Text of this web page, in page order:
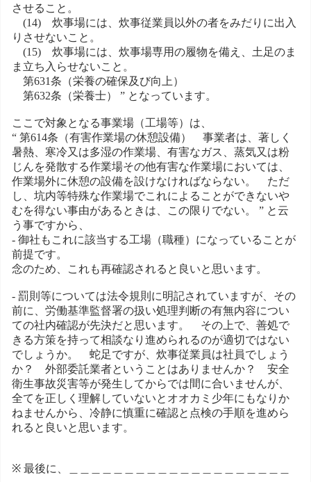
させること。
(14) 炊事場には、炊事従業員以外の者をみだりに出入
りさせないこと。
(15) 炊事場には、炊事場専用の履物を備え、土足のま
ま立ち入らせないこと。
第631条（栄養の確保及び向上）
第632条（栄養士） ” となっています。
ここで対象となる事業場（工場等）は、
“ 第614条（有害作業場の休憩設備） 事業者は、著しく
暑熱、寒冷又は多湿の作業場、有害なガス、蒸気又は粉
じんを発散する作業場その他有害な作業場においては、
作業場外に休憩の設備を設けなければならない。 ただ
し、坑内等特殊な作業場でこれによることができないや
むを得ない事由があるときは、この限りでない。 ” と云
う事ですから、
- 御社もこれに該当する工場（職種）になっていることが
前提です。
念のため、これも再確認されると良いと思います。
- 罰則等については法令規則に明記されていますが、その
前に、労働基準監督署の扱い処理判断の有無内容につい
ての社内確認が先決だと思います。 その上で、善処で
きる方策を持って相談なり進められるのが適切ではない
でしょうか。 蛇足ですが、炊事従業員は社員でしょう
か？ 外部委託業者ということはありませんか？ 安全
衛生事故災害等が発生してからでは間に合いませんが、
全てを正しく理解していないとオオカミ少年にもなりか
ねませんから、冷静に慎重に確認と点検の手順を進めら
れると良いと思います。
※ 最後に、＿＿＿＿＿＿＿＿＿＿＿＿＿＿＿＿＿＿＿＿